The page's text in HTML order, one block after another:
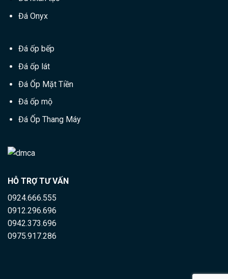
Đá Onyx
Đá ốp bếp
Đá ốp lát
Đá Ốp Mặt Tiền
Đá ốp mộ
Đá Ốp Thang Máy
HỖ TRỢ TƯ VẤN
0924.666.555
0912.296.696
0942.373.696
0975.917.286